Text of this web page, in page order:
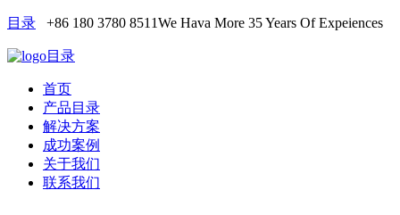
目录 +86 180 3780 8511We Hava More 35 Years Of Expeiences
目录
首页
产品目录
解决方案
成功案例
关于我们
联系我们